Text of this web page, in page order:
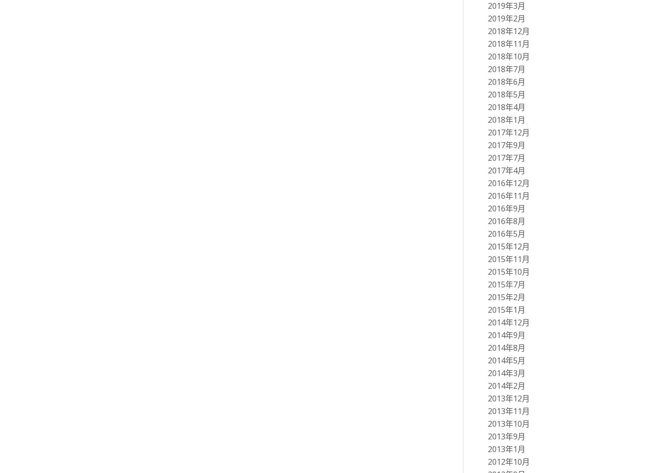
2019年3月
2019年2月
2018年12月
2018年11月
2018年10月
2018年7月
2018年6月
2018年5月
2018年4月
2018年1月
2017年12月
2017年9月
2017年7月
2017年4月
2016年12月
2016年11月
2016年9月
2016年8月
2016年5月
2015年12月
2015年11月
2015年10月
2015年7月
2015年2月
2015年1月
2014年12月
2014年9月
2014年8月
2014年5月
2014年3月
2014年2月
2013年12月
2013年11月
2013年10月
2013年9月
2013年1月
2012年10月